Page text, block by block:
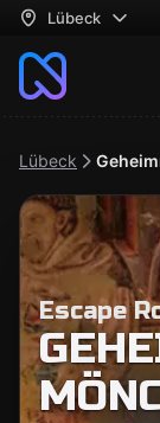
Lübeck
Lübeck
Escape